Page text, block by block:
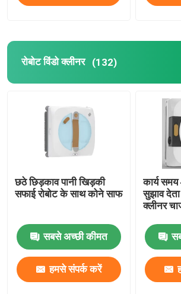
रोबोट विंडो क्लीनर (132)
छठे छिड़काव पानी खिड़की
सफाई रोबोट के साथ कोने साफ
सबसे अच्छी कीमत
हमसे संपर्क करें
कार्य
सुझाव देता
क्लीनर